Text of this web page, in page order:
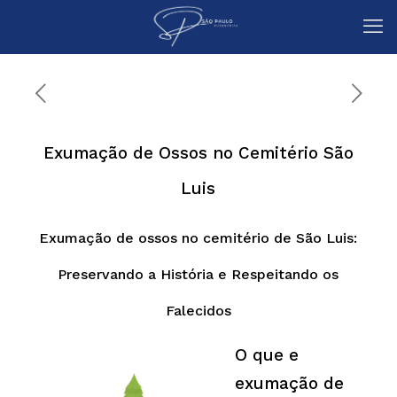
Exumação de Ossos no Cemitério São
Luis
Exumação de ossos no cemitério de São Luis:
Preservando a História e Respeitando os
Falecidos
O que e
exumação de